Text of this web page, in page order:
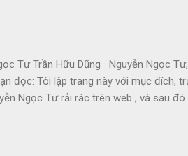
Tư Trần Hữu Dũng Nguyễn Ngọc
đọc: Tôi lập trang này với mục đích,
Ngọc Tư rải rác trên web , và sau
sẽ tiếp tục mua sách (và báo đăng
Ngọc Tư có một đời sống an bình,